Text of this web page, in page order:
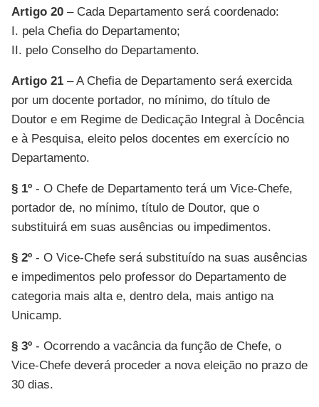
Artigo 20 – Cada Departamento será coordenado:
I. pela Chefia do Departamento;
II. pelo Conselho do Departamento.
Artigo 21 – A Chefia de Departamento será exercida
por um docente portador, no mínimo, do título de
Doutor e em Regime de Dedicação Integral à Docência
e à Pesquisa, eleito pelos docentes em exercício no
Departamento.
§ 1º - O Chefe de Departamento terá um Vice-Chefe,
portador de, no mínimo, título de Doutor, que o
substituirá em suas ausências ou impedimentos.
§ 2º - O Vice-Chefe será substituído na suas ausências
e impedimentos pelo professor do Departamento de
categoria mais alta e, dentro dela, mais antigo na
Unicamp.
§ 3º - Ocorrendo a vacância da função de Chefe, o
Vice-Chefe deverá proceder a nova eleição no prazo de
30 dias.